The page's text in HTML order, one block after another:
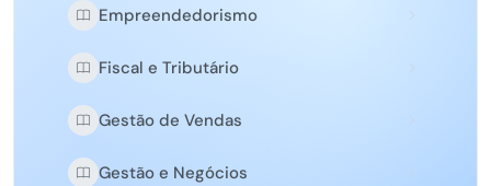
Empreendedorismo
Fiscal e Tributário
Gestão de Vendas
Gestão e Negócios